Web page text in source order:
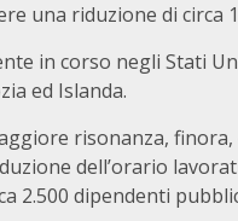
una riduzione di circa
in corso negli Stati
ed Islanda.
risonanza,
dell’orario
2.500 dipendenti